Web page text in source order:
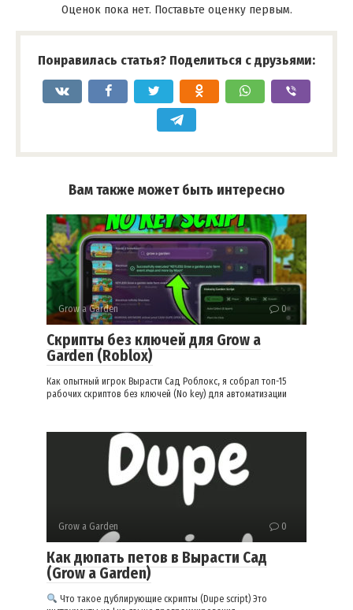
Оценок пока нет. Поставьте оценку первым.
Понравилась статья? Поделиться с друзьями:
Вам также может быть интересно
Grow a Garden 0
Скрипты без ключей для Grow a
Garden (Roblox)
Как опытный игрок Вырасти Сад Роблокс, я собрал топ-15
рабочих скриптов без ключей (No key) для автоматизации
Grow a Garden 0
Как дюпать петов в Вырасти Сад
(Grow a Garden)
Что такое дублирующие скрипты (Dupe script) Это